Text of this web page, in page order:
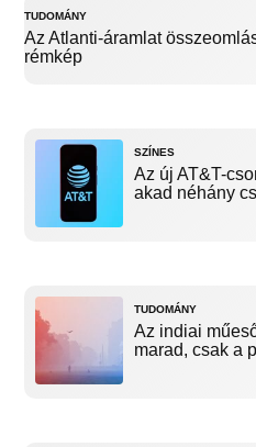
TUDOMÁNY
Az Atlanti-áramlat
rémkép
SZÍNES
Az új AT&T-
akad néhány
TUDOMÁNY
Az indiai
marad, csak a